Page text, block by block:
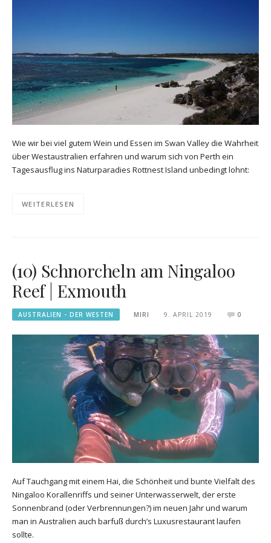
Wie wir bei viel gutem Wein und Essen im Swan Valley die Wahrheit
über Westaustralien erfahren und warum sich von Perth ein
Tagesausflug ins Naturparadies Rottnest Island unbedingt lohnt:
WEITERLESEN
(10) Schnorcheln am Ningaloo
Reef | Exmouth
AUSTRALIEN - DER WESTEN MIRI 9. APRIL 2019 0
Auf Tauchgang mit einem Hai, die Schönheit und bunte Vielfalt des
Ningaloo Korallenriffs und seiner Unterwasserwelt, der erste
Sonnenbrand (oder Verbrennungen?) im neuen Jahr und warum
man in Australien auch barfuß durch’s Luxusrestaurant laufen
sollte.